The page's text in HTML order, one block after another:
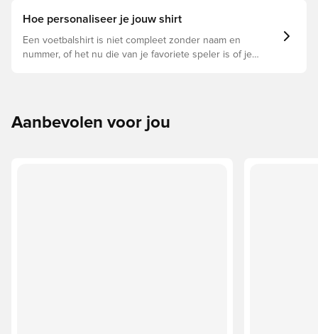
Hoe personaliseer je jouw shirt
Een voetbalshirt is niet compleet zonder naam en
nummer, of het nu die van je favoriete speler is of je
Aanbevolen voor jou